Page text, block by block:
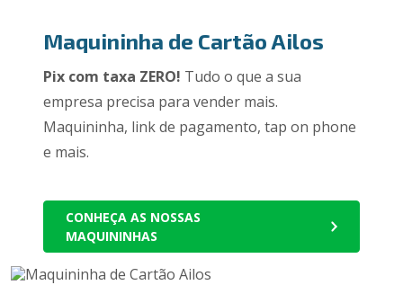
Maquininha de Cartão Ailos
Pix com taxa ZERO! Tudo o que a sua
empresa precisa para vender mais.
Maquininha, link de pagamento, tap on phone
e mais.
CONHEÇA AS NOSSAS
MAQUININHAS